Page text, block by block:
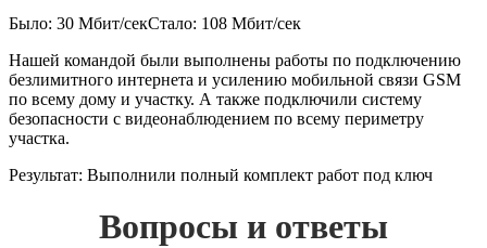
Было: 30 Мбит/секСтало: 108 Мбит/сек
Нашей командой были выполнены работы по подключению
безлимитного интернета и усилению мобильной связи GSM
по всему дому и участку. А также подключили систему
безопасности с видеонаблюдением по всему периметру
участка.
Результат: Выполнили полный комплект работ под ключ
Вопросы и ответы